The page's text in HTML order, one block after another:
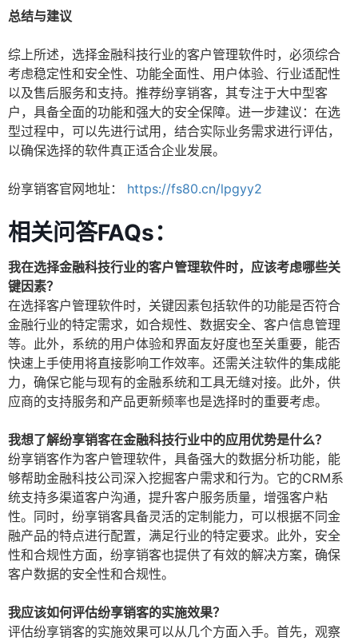
总结与建议
综上所述，选择金融科技行业的客户管理软件时，必须综合
考虑稳定性和安全性、功能全面性、用户体验、行业适配性
以及售后服务和支持。推荐纷享销客，其专注于大中型客
户，具备全面的功能和强大的安全保障。进一步建议：在选
型过程中，可以先进行试用，结合实际业务需求进行评估，
以确保选择的软件真正适合企业发展。
纷享销客官网地址： https://fs80.cn/lpgyy2
相关问答FAQs：
我在选择金融科技行业的客户管理软件时，应该考虑哪些关
键因素？
在选择客户管理软件时，关键因素包括软件的功能是否符合
金融行业的特定需求，如合规性、数据安全、客户信息管理
等。此外，系统的用户体验和界面友好度也至关重要，能否
快速上手使用将直接影响工作效率。还需关注软件的集成能
力，确保它能与现有的金融系统和工具无缝对接。此外，供
应商的支持服务和产品更新频率也是选择时的重要考虑。
我想了解纷享销客在金融科技行业中的应用优势是什么？
纷享销客作为客户管理软件，具备强大的数据分析功能，能
够帮助金融科技公司深入挖掘客户需求和行为。它的CRM系
统支持多渠道客户沟通，提升客户服务质量，增强客户粘
性。同时，纷享销客具备灵活的定制能力，可以根据不同金
融产品的特点进行配置，满足行业的特定要求。此外，安全
性和合规性方面，纷享销客也提供了有效的解决方案，确保
客户数据的安全性和合规性。
我应该如何评估纷享销客的实施效果？
评估纷享销客的实施效果可以从几个方面入手。首先，观察